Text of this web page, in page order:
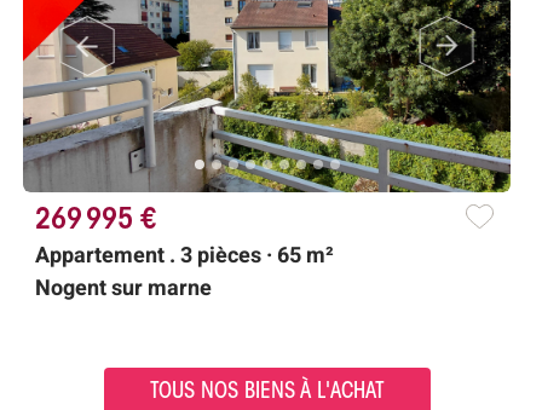
269 995 €
Appartement . 3 pièces · 65 m²
Nogent sur marne
TOUS NOS BIENS À L'ACHAT